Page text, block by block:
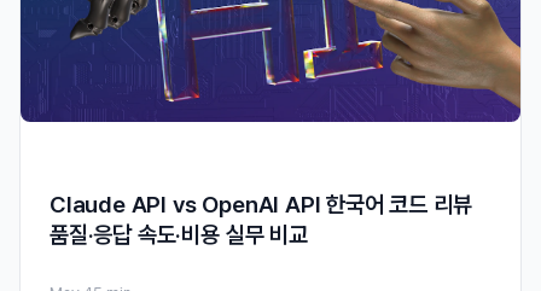
Claude API vs OpenAI API 한국어 코드 리뷰
품질·응답 속도·비용 실무 비교